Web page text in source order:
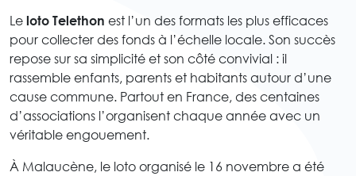
Le loto Telethon est l’un des formats les plus efficaces
pour collecter des fonds à l’échelle locale. Son succès
repose sur sa simplicité et son côté convivial : il
rassemble enfants, parents et habitants autour d’une
cause commune. Partout en France, des centaines
d’associations l’organisent chaque année avec un
véritable engouement.
À Malaucène, le loto organisé le 16 novembre a été